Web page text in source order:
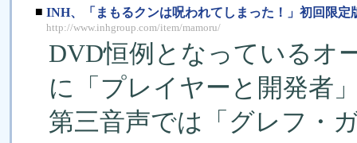
■ INH、「まもるクンは呪われてしまった！」初回限定
http://www.inhgroup.com/item/mamoru/
DVD恒例となっているオ
に「プレイヤーと開発者
第三音声では「グレフ・